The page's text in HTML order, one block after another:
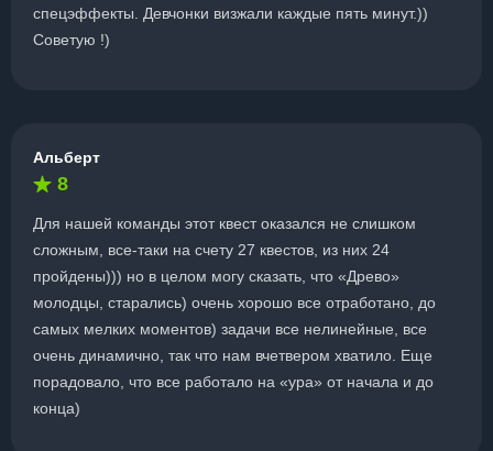
спецэффекты. Девчонки визжали каждые пять минут.))
Советую !)
Альберт
8
Для нашей команды этот квест оказался не слишком
сложным, все-таки на счету 27 квестов, из них 24
пройдены))) но в целом могу сказать, что «Древо»
молодцы, старались) очень хорошо все отработано, до
самых мелких моментов) задачи все нелинейные, все
очень динамично, так что нам вчетвером хватило. Еще
порадовало, что все работало на «ура» от начала и до
конца)